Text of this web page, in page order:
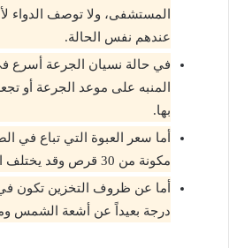
المستشفى، ولا توصف الدواء
عندهم نفس الحالة.
في حالة نسيان الجرعة أسرع
المنبه على موعد الجرعة أو
بها.
مكونة من 30 قرص وقد يختلف السعر من مكان لآخر.
درجة بعيداً عن أشعة الشمس